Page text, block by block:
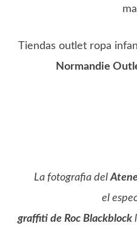
Tiendas outlet ropa
Normandie
La fotografia del
el
graffiti de Roc Blackblock